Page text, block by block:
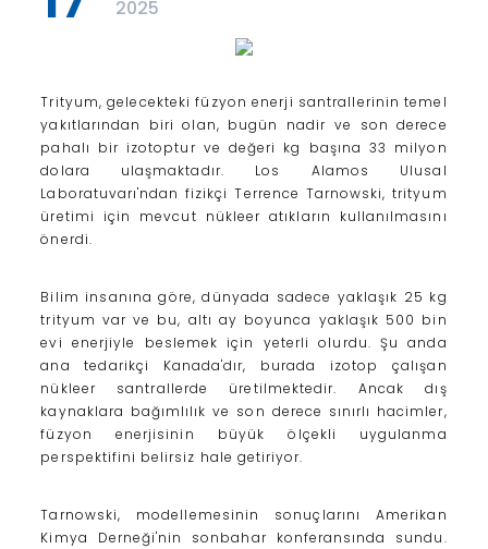
2025
Trityum, gelecekteki füzyon enerji santrallerinin temel
yakıtlarından biri olan, bugün nadir ve son derece
pahalı bir izotoptur ve değeri kg başına 33 milyon
dolara ulaşmaktadır. Los Alamos Ulusal
Laboratuvarı'ndan fizikçi Terrence Tarnowski, trityum
üretimi için mevcut nükleer atıkların kullanılmasını
önerdi.
Bilim insanına göre, dünyada sadece yaklaşık 25 kg
trityum var ve bu, altı ay boyunca yaklaşık 500 bin
evi enerjiyle beslemek için yeterli olurdu. Şu anda
ana tedarikçi Kanada'dır, burada izotop çalışan
nükleer santrallerde üretilmektedir. Ancak dış
kaynaklara bağımlılık ve son derece sınırlı hacimler,
füzyon enerjisinin büyük ölçekli uygulanma
perspektifini belirsiz hale getiriyor.
Tarnowski, modellemesinin sonuçlarını Amerikan
Kimya Derneği'nin sonbahar konferansında sundu.